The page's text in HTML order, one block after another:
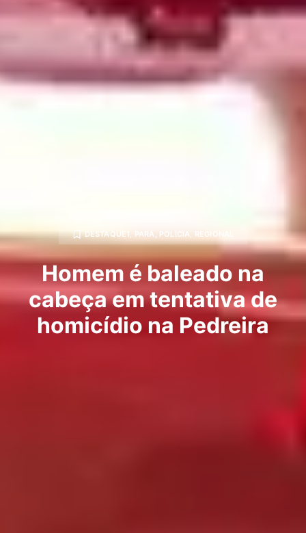
DESTAQUE1 , PARÁ , POLÍCIA, REGIONAL
Homem é baleado na
cabeça em tentativa de
homicídio na Pedreira